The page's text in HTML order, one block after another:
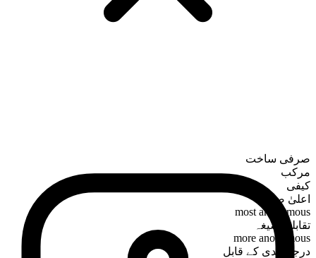
صرفی ساخت
مرکب
کیفی
اعلیٰ صیغہ
most anonymous
تقابلی صیغہ
more anonymous
درجہ بندی کے قابل